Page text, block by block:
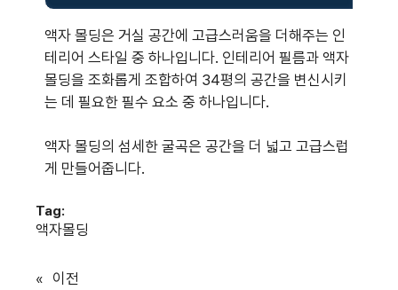
액자 몰딩은 거실 공간에 고급스러움을 더해주는 인
테리어 스타일 중 하나입니다. 인테리어 필름과 액자
몰딩을 조화롭게 조합하여 34평의 공간을 변신시키
는 데 필요한 필수 요소 중 하나입니다.
액자 몰딩의 섬세한 굴곡은 공간을 더 넓고 고급스럽
게 만들어줍니다.
Tag:
액자몰딩
« 이전